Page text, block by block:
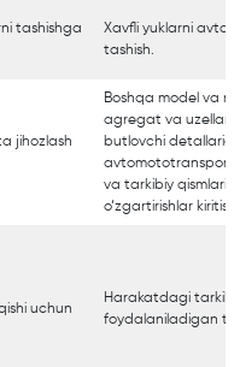
tashishga
Xavfli yuklarni
tashish.
jihozlash
Boshqa model va
agregat va uzellari,
butlovchi
avtomototransport
va tarkibiy
o‘zgartirishlar kiritish.
uchun
Harakatdagi
foydalaniladigan